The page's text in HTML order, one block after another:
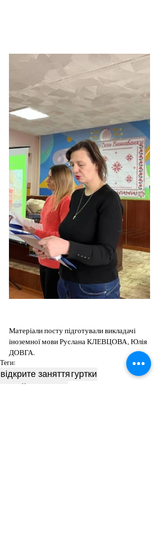
Матеріали посту підготували викладачі
іноземної мови Руслана КЛЕВЦОВА, Юлія
ДОВГА.
Теги:
відкрите заняття гуртки